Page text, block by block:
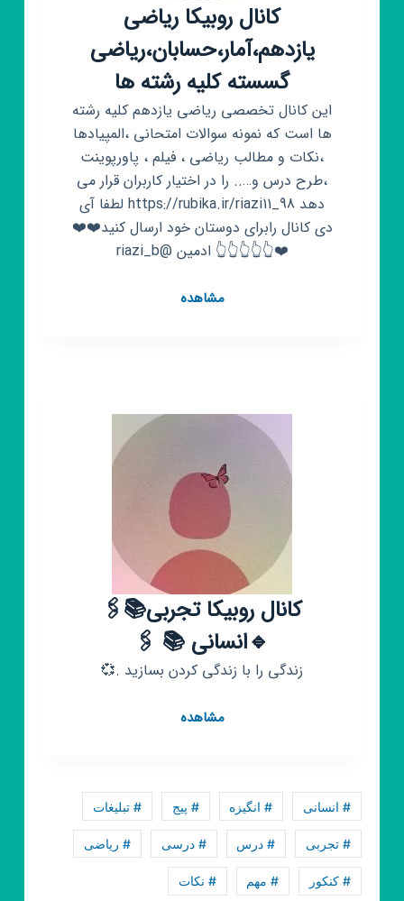
کانال روبیکا ریاضی
یازدهم،آمار،حسابان،ریاضی
گسسته کلیه رشته ها
این کانال تخصصی ریاضی یازدهم کلیه رشته
ها است که نمونه سوالات امتحانی ،المپیادها
،نکات و مطالب ریاضی ، فیلم ، پاورپوینت
،طرح درس و….. را در اختیار کاربران قرار می
دهد https://rubika.ir/riazi11_98 لطفا آی
دی کانال رابرای دوستان خود ارسال کنید❤️❤️
❤️👆👆👆👆👆 ادمین @riazi_b
مشاهدهکانال
رشته
کانال روبیکا تجربی📚🖇
🔹انسانی 📚 🖇️
زندگی را با زندگی کردن بسازید .💞
مشاهدهکانال
🖇
🔹انسانی
📚
🖇️
# انسانی # انگیزه # پیج # تبلیغات
# تجربی # درس # درسی # ریاضی
# کنکور # مهم # نکات